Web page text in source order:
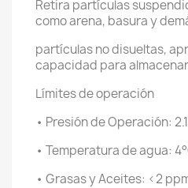
Retira partículas
como arena, basura y
partículas no disueltas,
capacidad para
Límites de operación
• Presión de Operación:
• Temperatura de agua:
• Grasas y Aceites: <2